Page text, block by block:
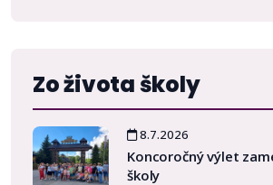
Zo života školy
8.7.2026
Koncoročný výlet
školy